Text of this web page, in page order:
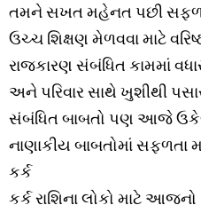
તમને સખત મહેનત પછી
ઉચ્ચ શિક્ષણ મેળવવા માટે
રાજકારણ સંબંધિત કામમાં
અને પરિવાર સાથે ખુશીથી
સંબંધિત બાબતો પણ આજે
નાણાકીય બાબતોમાં સફળતા
કર્ક
કર્ક રાશિના લોકો માટે